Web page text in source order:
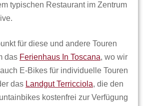
typischen Restaurant im Zentrum
für diese und andere Touren
das Ferienhaus In Toscana, wo wir
E-Bikes für individuelle Touren
das Landgut Terricciola, die den
kostenfrei zur Verfügung